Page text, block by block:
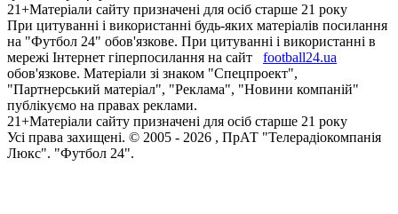
21+Матеріали сайту призначені для осіб старше 21 року
При цитуванні і використанні будь-яких матеріалів посилання
на "Футбол 24" обов'язкове. При цитуванні і використанні в
мережі Інтернет гіперпосилання на сайт
football24.ua
обов'язкове. Матеріали зі знаком "Спецпроект",
"Партнерський матеріал", "Реклама", "Новини компаній"
публікуємо на правах реклами.
21+Матеріали сайту призначені для осіб старше 21 року
Усi права захищенi. © 2005 - 2026 , ПрАТ "Телерадіокомпанія
Люкс". "Футбол 24".